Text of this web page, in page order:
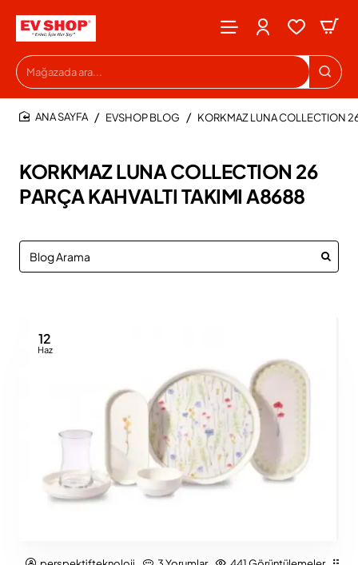
Mağazada
ara...
KORKMAZ LUNA COLLECTION 26
PARÇA KAHVALTI TAKIMI A8688
EVSHOP BLOG KORKMAZ LUNA COLLECTION
12
Haz